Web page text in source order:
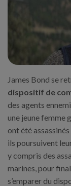
James Bond se
dispositif de
des agents
une jeune femme
ont été
ils poursuivent
y compris des
marines, pour
s’emparer du